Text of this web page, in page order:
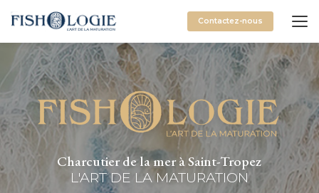
au
principal
Contactez-nous
Charcutier de la mer à Saint-Tropez
L'ART DE LA MATURATION